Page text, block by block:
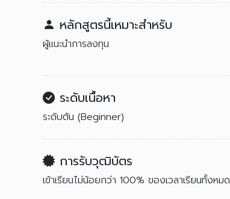
หลักสูตรนี้เหมาะสำหรับ
ผู้แนะนำการลงทุน
ระดับเนื้อหา
ระดับต้น (Beginner)
การรับวุฒิบัตร
เข้าเรียนไม่น้อยกว่า 100% ของเวลาเรียนทั้งหมด